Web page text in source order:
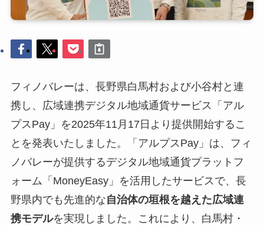
フィノバレーは、長野県白馬村および小谷村と連
携し、広域連携デジタル地域通貨サービス「アル
プスPay」を2025年11月17日より提供開始するこ
とを発表いたしました。「アルプスPay」は、フィ
ノバレーが提供するデジタル地域通貨プラットフ
ォーム「MoneyEasy」を活用したサービスで、長
野県内でも先進的な自治体の垣根を越えた広域連
携モデルを実現しました。これにより、白馬村・